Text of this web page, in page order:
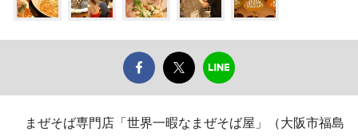
まぜそば専門店「世界一暇なまぜそば屋」（大阪市福島